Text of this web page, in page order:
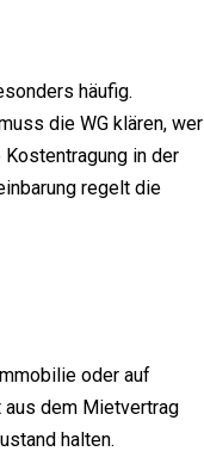
häufig.
die WG klären, wer
in der
regelt die
oder auf
dem Mietvertrag
halten.